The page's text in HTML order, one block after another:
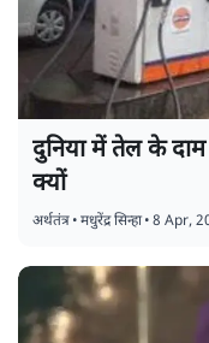
दुनिया में तेल के
क्यों
अर्थतंत्र•मधुरेंद्र सिन्हा•8 Apr,